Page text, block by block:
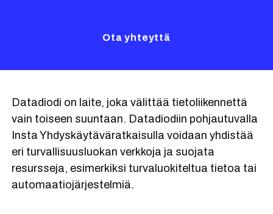
Ota yhteyttä
Datadiodi on laite, joka välittää tietoliikennettä
vain toiseen suuntaan. Datadiodiin pohjautuvalla
Insta Yhdyskäytäväratkaisulla voidaan yhdistää
eri turvallisuusluokan verkkoja ja suojata
resursseja, esimerkiksi turvaluokiteltua tietoa tai
automaatiojärjestelmiä.